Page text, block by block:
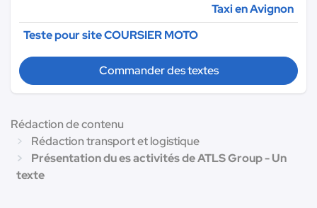
Taxi en Avignon
Teste pour site COURSIER MOTO
Commander des textes
Rédaction de contenu
Rédaction transport et logistique
Présentation du es activités de ATLS Group - Un
texte